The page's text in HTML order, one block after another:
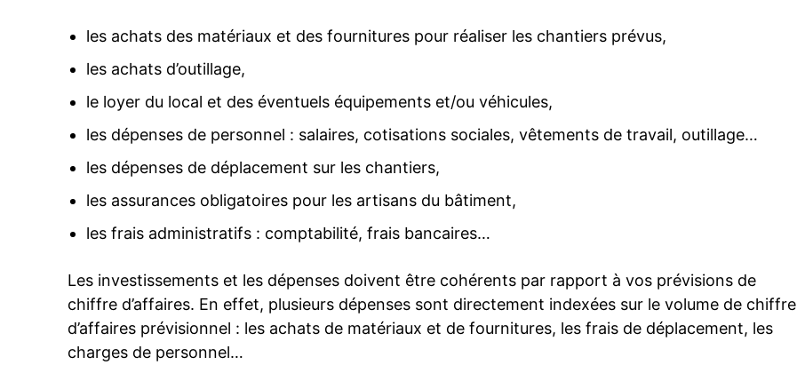
les achats des matériaux et des fournitures pour réaliser les chantiers prévus,
les achats d’outillage,
le loyer du local et des éventuels équipements et/ou véhicules,
les dépenses de personnel : salaires, cotisations sociales, vêtements de travail, outillage…
les dépenses de déplacement sur les chantiers,
les assurances obligatoires pour les artisans du bâtiment,
les frais administratifs : comptabilité, frais bancaires…
Les investissements et les dépenses doivent être cohérents par rapport à vos prévisions de
chiffre d’affaires. En effet, plusieurs dépenses sont directement indexées sur le volume de chiffre
d’affaires prévisionnel : les achats de matériaux et de fournitures, les frais de déplacement, les
charges de personnel…